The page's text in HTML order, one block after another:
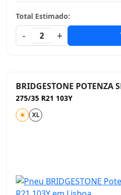
Total Estimado:
-
2 +
BRIDGESTONE POTENZA
275/35 R21 103Y
XL